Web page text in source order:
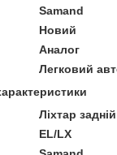
Samand
Новий
Аналог
Легковий
Ліхтар задній
EL/LX